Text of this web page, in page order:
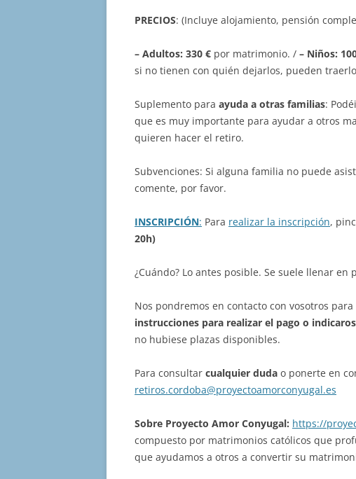
PRECIOS: (Incluye alojamiento, pensión
– Adultos: 330 € por matrimonio. / – Niños:
si no tienen con quién dejarlos, pueden
Suplemento para ayuda a otras familias:
que es muy importante para ayudar a otros
quieren hacer el retiro.
Subvenciones: Si alguna familia no puede
comente, por favor.
INSCRIPCIÓN: Para realizar la inscripción,
20h)
¿Cuándo? Lo antes posible. Se suele llenar en
Nos pondremos en contacto con vosotros para
instrucciones para realizar el pago o
no hubiese plazas disponibles.
Para consultar cualquier duda o ponerte en
retiros.cordoba@proyectoamorconyugal.es
Sobre Proyecto Amor Conyugal: https://
compuesto por matrimonios católicos que
que ayudamos a otros a convertir su